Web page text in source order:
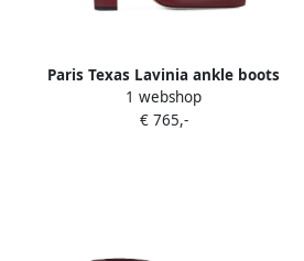
Paris Texas Lavinia ankle boots
Rood
1 webshop
€ 765,-